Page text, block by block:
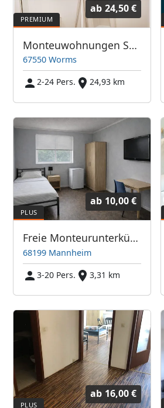
ab 24,50 €
Monteuwohnungen Schreiber-Ritter
67550 Worms
2-24 Pers.
24,93 km
ab 10,00 €
Freie Monteurunterkünfte in Mannheim – JETZT anrufen! Wir sprechen auch Polnisch
68199 Mannheim
3-20 Pers.
3,31 km
ab 16,00 €